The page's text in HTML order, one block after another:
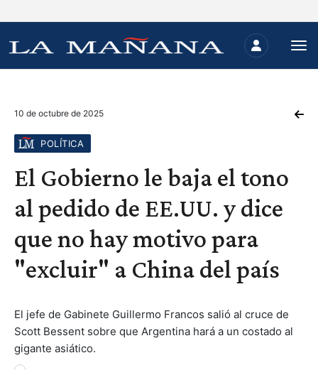
10 de octubre de 2025
POLÍTICA
El Gobierno le baja el tono
al pedido de EE.UU. y dice
que no hay motivo para
"excluir" a China del país
El jefe de Gabinete Guillermo Francos salió al cruce de
Scott Bessent sobre que Argentina hará a un costado al
gigante asiático.